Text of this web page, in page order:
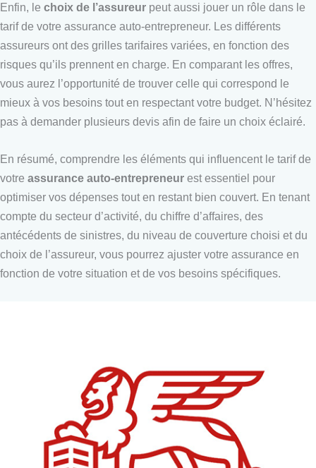
Enfin, le choix de l’assureur peut aussi jouer un rôle dans le
tarif de votre assurance auto-entrepreneur. Les différents
assureurs ont des grilles tarifaires variées, en fonction des
risques qu’ils prennent en charge. En comparant les offres,
vous aurez l’opportunité de trouver celle qui correspond le
mieux à vos besoins tout en respectant votre budget. N’hésitez
pas à demander plusieurs devis afin de faire un choix éclairé.
En résumé, comprendre les éléments qui influencent le tarif de
votre assurance auto-entrepreneur est essentiel pour
optimiser vos dépenses tout en restant bien couvert. En tenant
compte du secteur d’activité, du chiffre d’affaires, des
antécédents de sinistres, du niveau de couverture choisi et du
choix de l’assureur, vous pourrez ajuster votre assurance en
fonction de votre situation et de vos besoins spécifiques.